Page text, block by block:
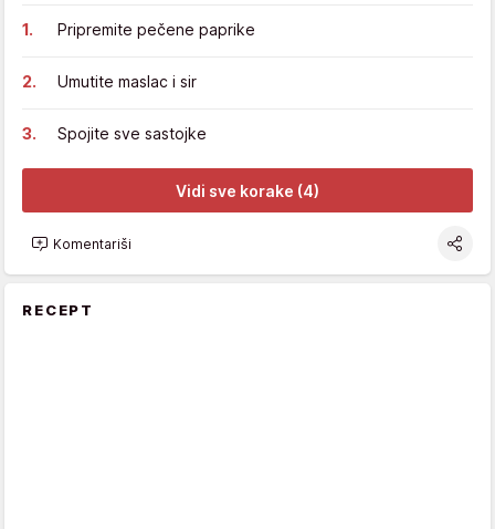
Pripremite pečene paprike
Umutite maslac i sir
Spojite sve sastojke
Vidi sve korake (4)
Komentariši
RECEPT